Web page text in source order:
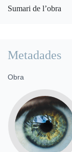
Sumari de l’obra
Metadades
Obra